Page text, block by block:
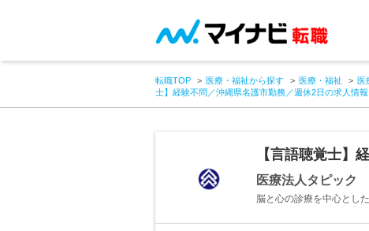
転職TOP 医療・福祉から探す 医療・福祉 医
士】経験不問／沖縄県名護市勤務／週休2日の求人情報
【言語聴覚士】
医療法人タピック
脳と心の診療を中心とし